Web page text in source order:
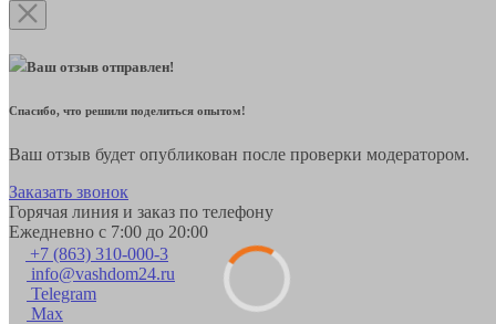
Ваш отзыв отправлен!
Спасибо, что решили поделиться опытом!
Ваш отзыв будет опубликован после проверки модератором.
Заказать звонок
Горячая линия и заказ по телефону
Ежедневно с 7:00 до 20:00
+7 (863) 310-000-3
info@vashdom24.ru
Telegram
Max